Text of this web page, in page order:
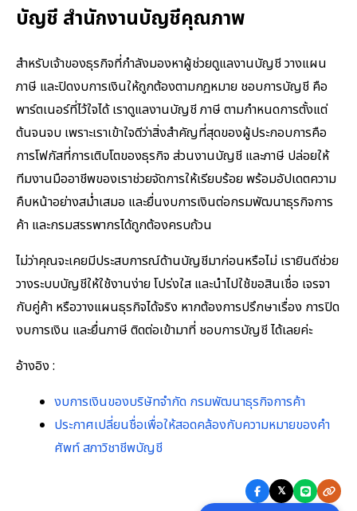
บัญชี สำนักงานบัญชีคุณภาพ
สำหรับเจ้าของธุรกิจที่กำลังมองหาผู้ช่วยดูแลงานบัญชี วางแผน
ภาษี และปิดงบการเงินให้ถูกต้องตามกฎหมาย ชอบการบัญชี คือ
พาร์ตเนอร์ที่ไว้ใจได้ เราดูแลงานบัญชี ภาษี ตามกำหนดการตั้งแต่
ต้นจนจบ เพราะเราเข้าใจดีว่าสิ่งสำคัญที่สุดของผู้ประกอบการคือ
การโฟกัสที่การเติบโตของธุรกิจ ส่วนงานบัญชี และภาษี ปล่อยให้
ทีมงานมืออาชีพของเราช่วยจัดการให้เรียบร้อย พร้อมอัปเดตความ
คืบหน้าอย่างสม่ำเสมอ และยื่นงบการเงินต่อกรมพัฒนาธุรกิจการ
ค้า และกรมสรรพากรได้ถูกต้องครบถ้วน
ไม่ว่าคุณจะเคยมีประสบการณ์ด้านบัญชีมาก่อนหรือไม่ เรายินดีช่วย
วางระบบบัญชีให้ใช้งานง่าย โปร่งใส และนำไปใช้ขอสินเชื่อ เจรจา
กับคู่ค้า หรือวางแผนธุรกิจได้จริง หากต้องการปรึกษาเรื่อง การปิด
งบการเงิน และยื่นภาษี ติดต่อเข้ามาที่ ชอบการบัญชี ได้เลยค่ะ
อ้างอิง :
งบการเงินของบริษัทจำกัด กรมพัฒนาธุรกิจการค้า
ประกาศเปลี่ยนชื่อเพื่อให้สอดคล้องกับความหมายของคำ
ศัพท์ สภาวิชาชีพบัญชี
𝕏